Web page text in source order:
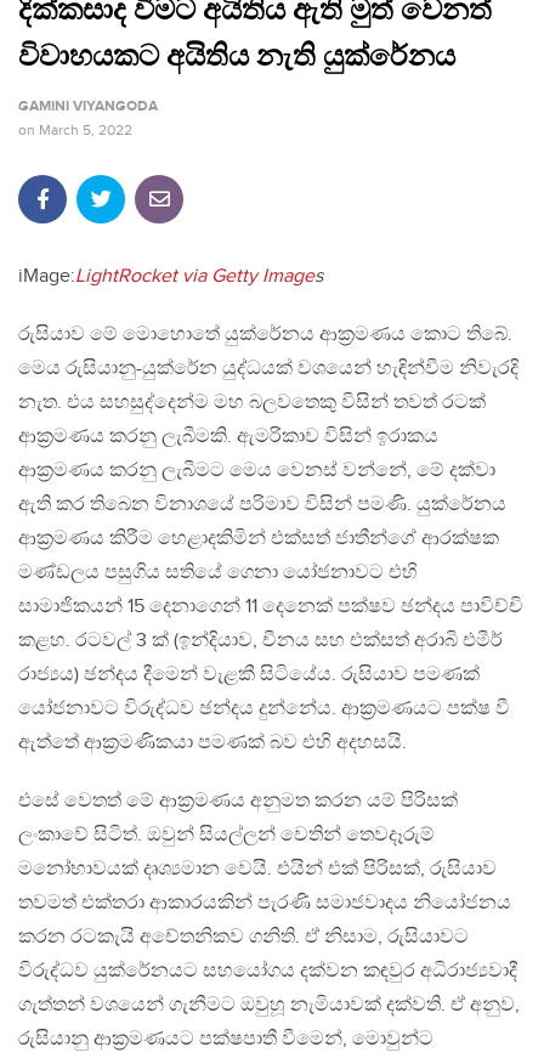
දික්කසාද වීමට අයිතිය ඇති මුත් වෙනත්
විවාහයකට අයිතිය නැති යුක්රේනය
GAMINI VIYANGODA
on March 5, 2022
iMage:LightRocket via Getty Images
රුසියාව මේ මොහොතේ යුක්රේනය ආක්‍රමණය කොට තිබේ.
මෙය රුසියානු-යුක්රේන යුද්ධයක් වශයෙන් හැඳින්වීම නිවැරදි
නැත. එය සහසුද්දෙන්ම මහ බලවතෙකු විසින් තවත් රටක්
ආක්‍රමණය කරනු ලැබීමකි. ඇමරිකාව විසින් ඉරාකය
ආක්‍රමණය කරනු ලැබීමට මෙය වෙනස් වන්නේ, මේ දක්වා
ඇති කර තිබෙන විනාශයේ පරිමාව විසින් පමණි. යුක්රේනය
ආක්‍රමණය කිරීම හෙළාදකිමින් එක්සත් ජාතීන්ගේ ආරක්ෂක
මණ්ඩලය පසුගිය සතියේ ගෙනා යෝජනාවට එහි
සාමාජිකයන් 15 දෙනාගෙන් 11 දෙනෙක් පක්ෂව ඡන්දය පාවිච්චි
කළහ. රටවල් 3 ක් (ඉන්දියාව, චීනය සහ එක්සත් අරාබි එමීර්
රාජ්‍යය) ඡන්දය දීමෙන් වැළකී සිටියේය. රුසියාව පමණක්
යෝජනාවට විරුද්ධව ඡන්දය දුන්නේය. ආක්‍රමණයට පක්ෂ වී
ඇත්තේ ආක්‍රමණිකයා පමණක් බව එහි අදහසයි.
එසේ වෙතත් මේ ආක්‍රමණය අනුමත කරන යම් පිරිසක්
ලංකාවේ සිටිත්. ඔවුන් සියල්ලන් වෙතින් තෙවදෑරුම්
මනෝභාවයක් දෘශ්‍යමාන වෙයි. එයින් එක් පිරිසක්, රුසියාව
තවමත් එක්තරා ආකාරයකින් පැරණි සමාජවාදය නියෝජනය
කරන රටකැයි අචේතනිකව ගනිති. ඒ නිසාම, රුසියාවට
විරුද්ධව යුක්රේනයට සහයෝගය දක්වන කඳවුර අධිරාජ්‍යවාදී
ගැත්තන් වශයෙන් ගැනීමට ඔවුහූ නැමියාවක් දක්වති. ඒ අනුව,
රුසියානු ආක්‍රමණයට පක්ෂපාතී වීමෙන්, මොවුන්ට